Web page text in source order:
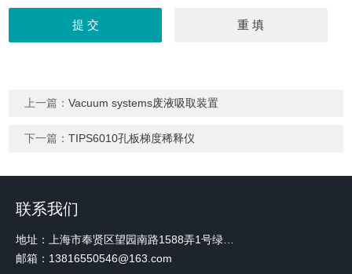
上一篇：Vacuum systems废液吸取装置
下一篇：TIPS6010孔板梯度稀释仪
联系我们
邮箱：13816550546@163.com